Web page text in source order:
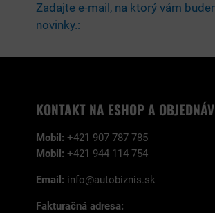
Zadajte e-mail, na ktorý vám
novinky.:
KONTAKT NA ESHOP A
Mobil: +421 907 787 785
Mobil: +421 944 114 754
Email: info@autobiznis.sk
Fakturačná adresa: